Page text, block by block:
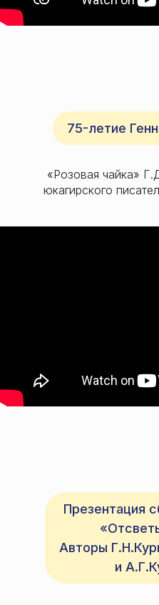
75-летие
«Розовая чайка»
юкагирского
Презентация
Авторы
и